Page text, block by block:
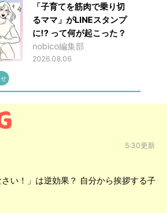
「子育てを筋肉で乗り切
るママ」がLINEスタンプ
に!? って何が起こった？
nobico編集部
2026.08.06
5:30更新
さい！」は逆効果？ 自分から挨拶する子